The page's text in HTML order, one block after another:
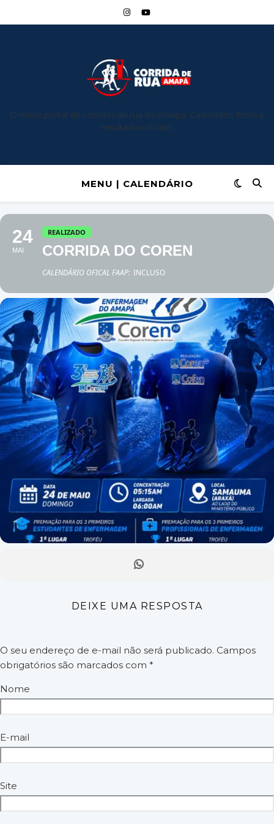
O maior portal de corridas de rua do Amapá: Calendário, fotos e
resultados oficiais.
MENU | CALENDÁRIO
24
MAI
REALIZADO
CORRIDA DO COREN
CALENDÁRIO OFICAL FAAP: INCLUSO
DEIXE UMA RESPOSTA
O seu endereço de e-mail não será publicado. Campos
obrigatórios são marcados com *
Nome
E-mail
Site